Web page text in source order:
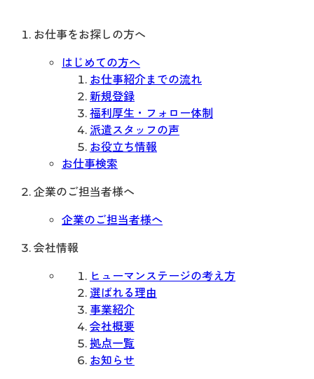
お仕事をお探しの方へ
はじめての方へ
お仕事紹介までの流れ
新規登録
福利厚生・フォロー体制
派遣スタッフの声
お役立ち情報
お仕事検索
企業のご担当者様へ
企業のご担当者様へ
会社情報
ヒューマンステージの考え方
選ばれる理由
事業紹介
会社概要
拠点一覧
お知らせ